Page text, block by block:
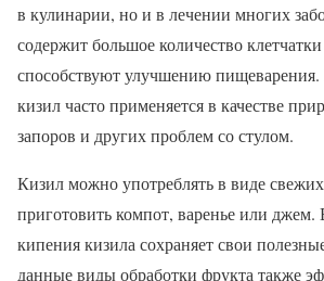
в кулинарии, но и в лечении многих
содержит большое количество
способствуют улучшению пищеварения.
кизил часто применяется в качестве
запоров и других проблем со стулом.
Кизил можно употреблять в виде
приготовить компот, варенье или джем.
кипения кизила сохраняет свои
данные виды обработки фрукта также